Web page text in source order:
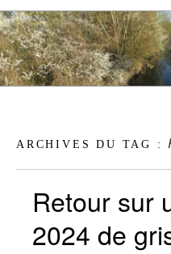
ARCHIVES DU TAG :
Retour sur
2024 de